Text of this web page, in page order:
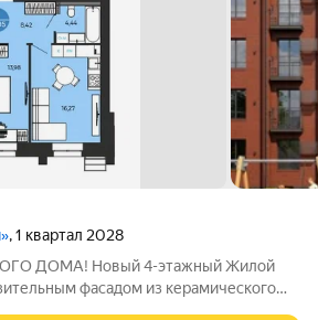
, 1 квартал 2028
ДОМА! Новый 4-этажный Жилой
фасадом из керамического